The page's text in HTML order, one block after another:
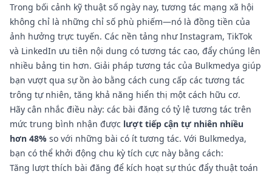
Trong bối cảnh kỹ thuật số ngày nay, tương tác mạng xã hội
không chỉ là những chỉ số phù phiếm—nó là đồng tiền của
ảnh hưởng trực tuyến. Các nền tảng như Instagram, TikTok
và LinkedIn ưu tiên nội dung có tương tác cao, đẩy chúng lên
nhiều bảng tin hơn. Giải pháp tương tác của Bulkmedya giúp
bạn vượt qua sự ồn ào bằng cách cung cấp các tương tác
trông tự nhiên, tăng khả năng hiển thị một cách hữu cơ.
Hãy cân nhắc điều này: các bài đăng có tỷ lệ tương tác trên
mức trung bình nhận được lượt tiếp cận tự nhiên nhiều
hơn 48% so với những bài có ít tương tác. Với Bulkmedya,
bạn có thể khởi động chu kỳ tích cực này bằng cách:
Tăng lượt thích bài đăng để kích hoạt sự thúc đẩy thuật toán